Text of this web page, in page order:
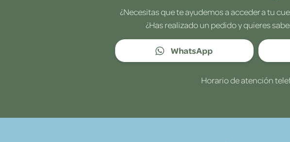
¿Necesitas que te ayudemos a acceder a tu
¿Has realizado un pedido y quieres
WhatsApp
Horario de atención